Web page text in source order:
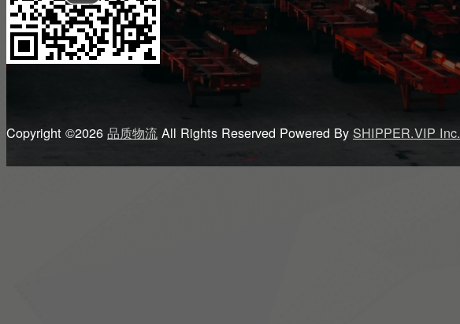
Copyright ©2026 品质物流 All Rights Reserved Powered By SHIPPER.VIP Inc.